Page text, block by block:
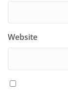
Website